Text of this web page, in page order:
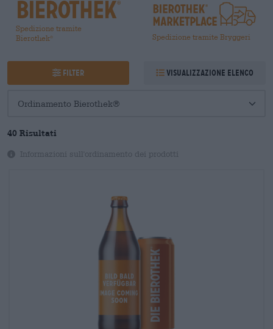
Spedizione tramite
Bierothek® Spedizione tramite Bryggeri
Filter Visualizzazione elenco
40 Risultati
Informazioni sull'ordinamento dei prodotti